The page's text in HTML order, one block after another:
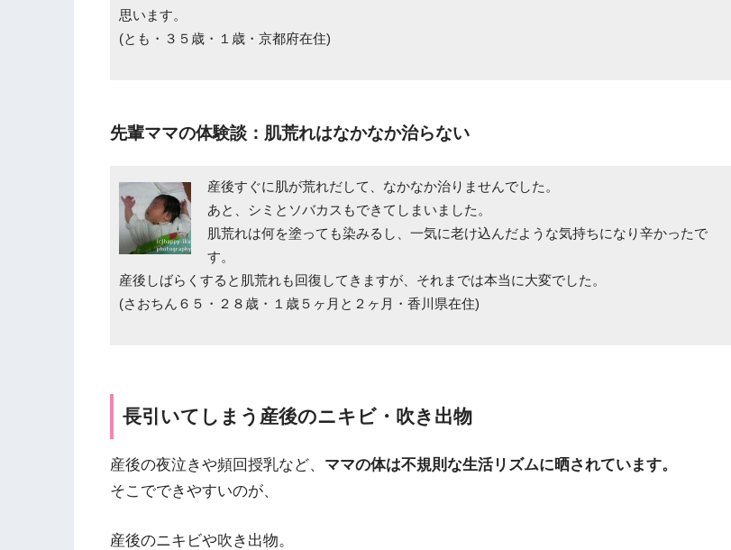
思います。
(とも・３５歳・１歳・京都府在住)
先輩ママの体験談：肌荒れはなかなか治らない
産後すぐに肌が荒れだして、なかなか治りませんでした。
あと、シミとソバカスもできてしまいました。
肌荒れは何を塗っても染みるし、一気に老け込んだような気持ちになり辛かったで
す。
産後しばらくすると肌荒れも回復してきますが、それまでは本当に大変でした。
(さおちん６５・２８歳・１歳５ヶ月と２ヶ月・香川県在住)
長引いてしまう産後のニキビ・吹き出物
産後の夜泣きや頻回授乳など、 ママの体は不規則な生活リズムに晒されています。
そこでできやすいのが、
産後のニキビや吹き出物。